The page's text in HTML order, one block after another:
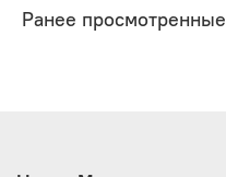
Ранее просмотренные